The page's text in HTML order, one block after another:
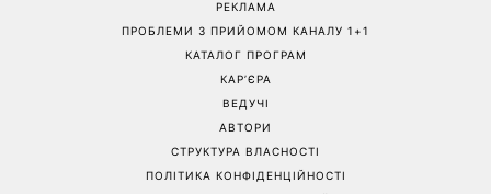
«Все гірше й гірше»: Надя
Дорофєєва розповіла про
«Це був сюрприз»: Соломія
Вітвіцька розповіла, як
дізналася про вагітність та
якою була реакція чоловіка